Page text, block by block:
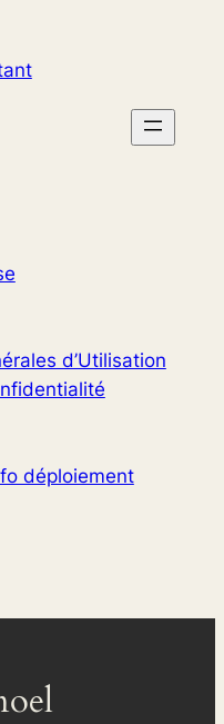
d’Utilisation
déploiement